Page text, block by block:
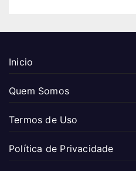
Inicio
Quem Somos
Termos de Uso
Política de Privacidade